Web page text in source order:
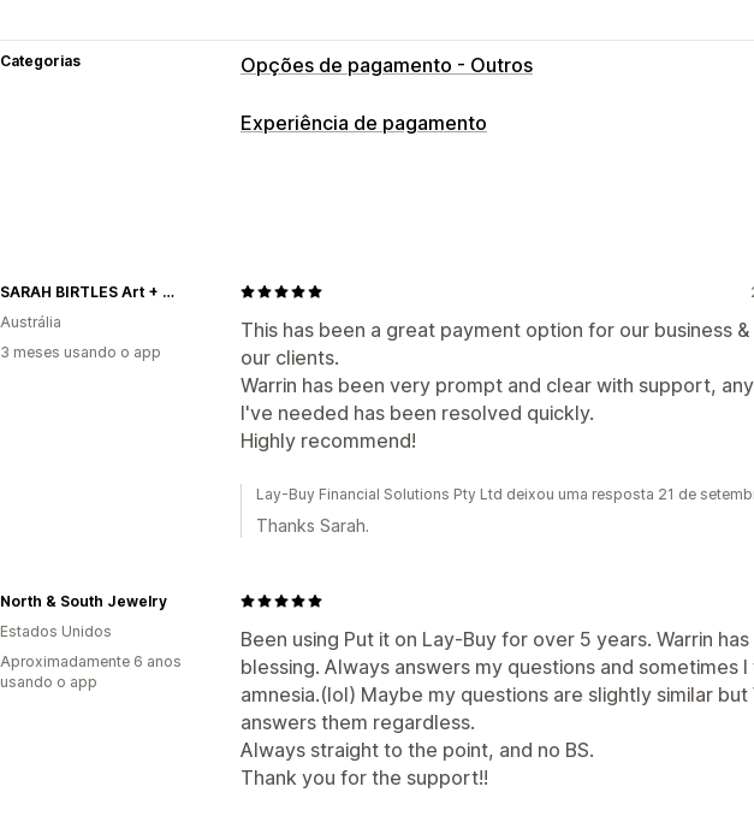
Categorias Opções de pagamento - Outros
Experiência de pagamento
This has been a great payment option for our business
our clients.
Warrin has been very prompt and clear with support,
I've needed has been resolved quickly.
Highly recommend!
SARAH BIRTLES Art + Advice
Austrália
3 meses usando o app
Lay-Buy Financial Solutions Pty Ltd deixou uma resposta 21 de
Thanks Sarah.
Been using Put it on Lay-Buy for over 5 years. Warrin
blessing. Always answers my questions and sometimes
amnesia.(lol) Maybe my questions are slightly similar but
answers them regardless.
Always straight to the point, and no BS.
Thank you for the support!!
North & South Jewelry
Estados Unidos
Aproximadamente 6 anos
usando o app